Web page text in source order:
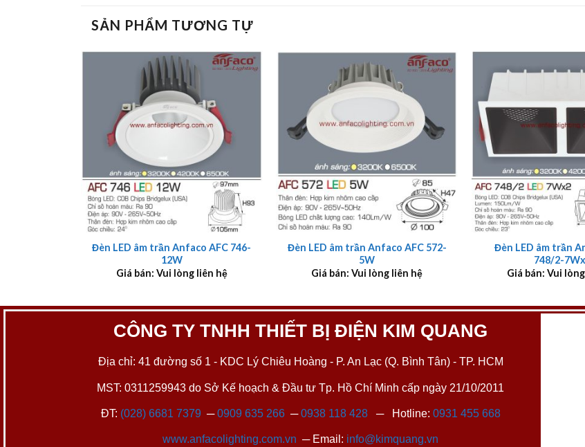
SẢN PHẨM TƯƠNG TỰ
+
Đèn LED âm trần Anfaco AFC 746-
12W
Giá bán: Vui lòng liên hệ
+
Đèn LED âm trần Anfaco AFC 572-
5W
Giá bán: Vui lòng liên hệ
+
Đèn LED âm trần
748/2-
Giá bán: Vui
CÔNG TY TNHH THIẾT BỊ ĐIỆN KIM QUANG
Địa chỉ: 41 đường số 1 - KDC Lý Chiêu Hoàng - P. An Lạc (Q. Bình Tân) - TP. HCM
MST: 0311259943 do Sở Kế hoạch & Đầu tư Tp. Hồ Chí Minh cấp ngày 21/10/2011
ĐT: (028) 6681 7379 ─0909 635 266─0938 118 428─ Hotline: 0931 455 668
www.anfacolighting.com.vn ─ Email: info@kimquang.vn